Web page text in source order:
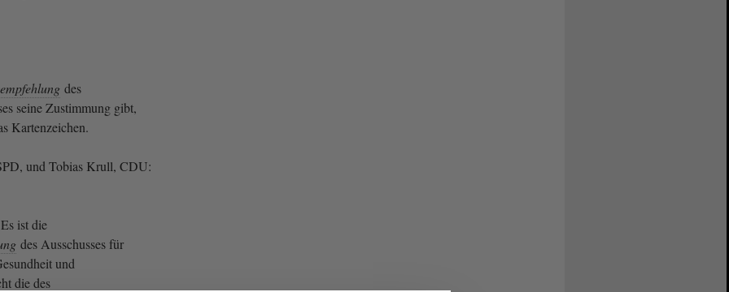
des
seine Zustimmung gibt,
Kartenzeichen.
und Tobias Krull, CDU:
ist die
des Ausschusses für
und
die des